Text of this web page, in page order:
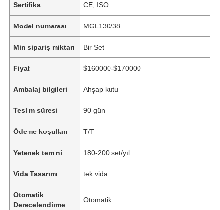
Sertifika CE, ISO
Model numarası MGL130/38
Min sipariş miktarı Bir Set
Fiyat $160000-$170000
Ambalaj bilgileri Ahşap kutu
Teslim süresi 90 gün
Ödeme koşulları T/T
Yetenek temini 180-200 set/yıl
Vida Tasarımı tek vida
Otomatik
Derecelendirme
Otomatik